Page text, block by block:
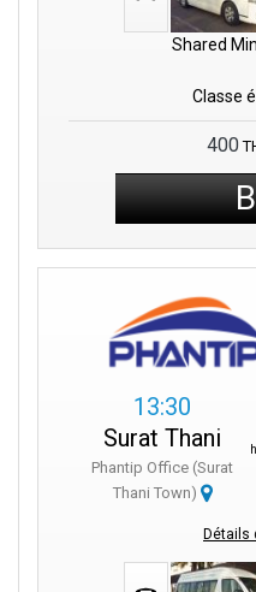
Shared
Classe
400
13:30
Surat Thani
Phantip Office (Surat
Thani Town)
Détails